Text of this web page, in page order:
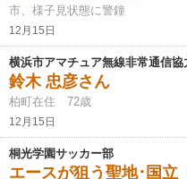
市、様子見状態に警鐘
12月15日
横浜市アマチュア無線非常通信
鈴木 忠彦さん
柏町在住 72歳
12月15日
桐光学園サッカー部
エースが狙う聖地･国立